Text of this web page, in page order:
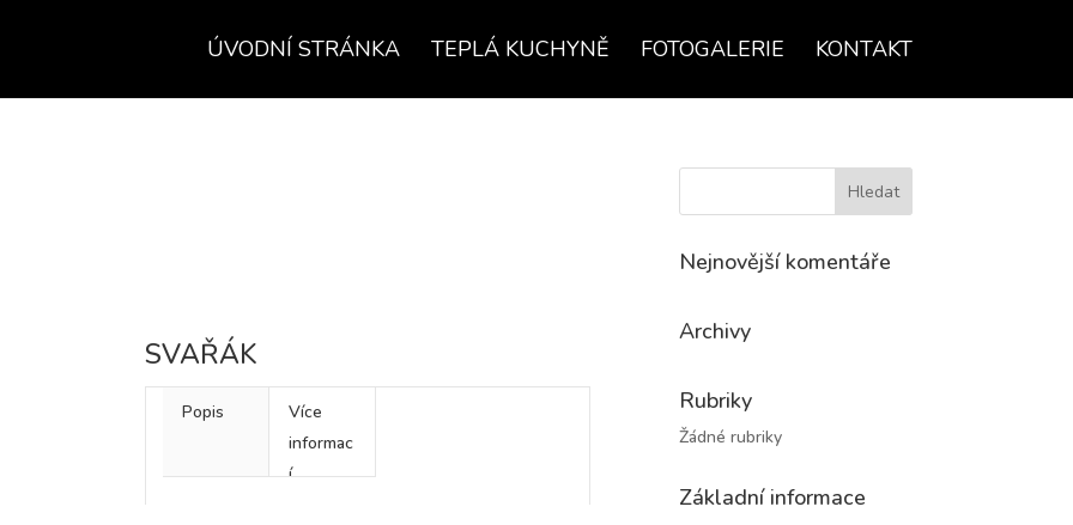
ÚVODNÍ STRÁNKA TEPLÁ KUCHYNĚ FOTOGALERIE KONTAKT
SVAŘÁK
Popis
Více
informac
í
Nejnovější komentáře
Archivy
Rubriky
Žádné rubriky
Základní informace